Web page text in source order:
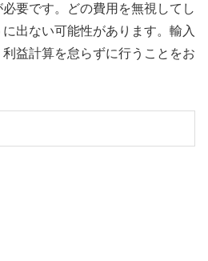
要です。どの費用を無視してし
出ない可能性があります。輸入
益計算を怠らずに行うことをお